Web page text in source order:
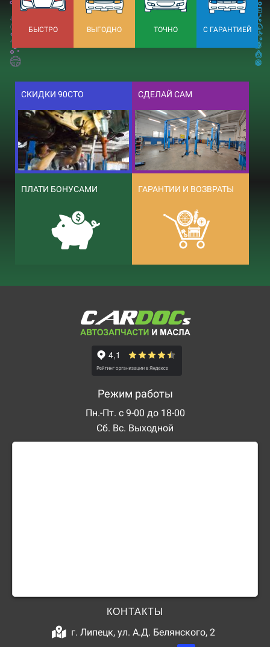
БЫСТРО ВЫГОДНО ТОЧНО С ГАРАНТИЕЙ
СКИДКИ 90СТО СДЕЛАЙ САМ
ПЛАТИ БОНУСАМИ ГАРАНТИИ И ВОЗВРАТЫ
Режим работы
Пн.-Пт. с 9-00 до 18-00
Сб. Вс. Выходной
КОНТАКТЫ
г. Липецк, ул. А.Д. Белянского, 2